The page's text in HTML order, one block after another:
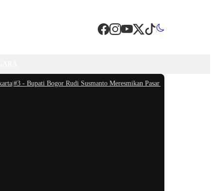
|#3 -Bupati Bogor Rudi Susmanto Meresmikan Pasar Hewan Jonggol, Jadi